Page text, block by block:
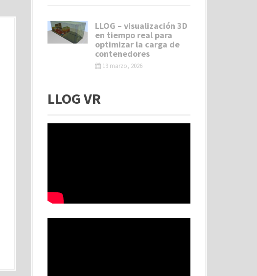
LLOG – visualización 3D
en tiempo real para
optimizar la carga de
contenedores
19 marzo, 2026
LLOG VR